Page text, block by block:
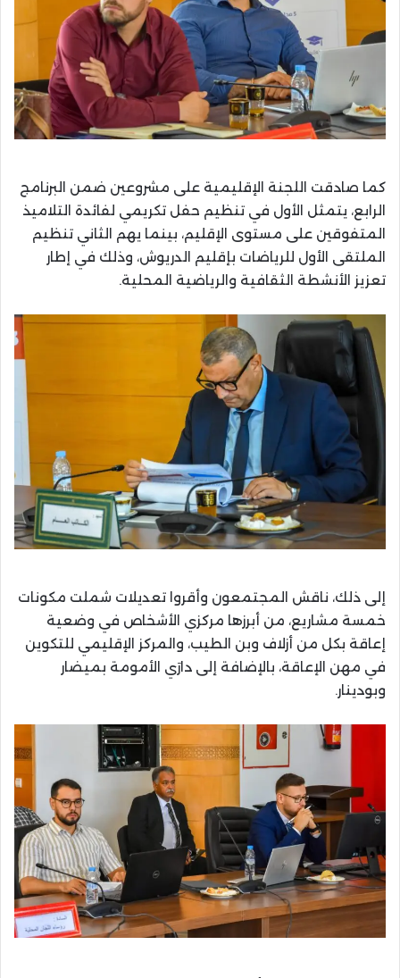
كما صادقت اللجنة الإقليمية على مشروعين ضمن البرنامج
الرابع، يتمثل الأول في تنظيم حفل تكريمي لفائدة التلاميذ
المتفوقين على مستوى الإقليم، بينما يهم الثاني تنظيم
الملتقى الأول للرياضات بإقليم الدريوش، وذلك في إطار
تعزيز الأنشطة الثقافية والرياضية المحلية.
إلى ذلك، ناقش المجتمعون وأقروا تعديلات شملت مكونات
خمسة مشاريع، من أبرزها مركزي الأشخاص في وضعية
إعاقة بكل من أزلاف وبن الطيب، والمركز الإقليمي للتكوين
في مهن الإعاقة، بالإضافة إلى دارَي الأمومة بميضار
وبودينار.